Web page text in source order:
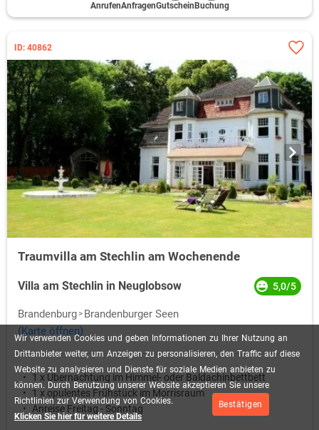
Wir verwenden Cookies und geben Informationen zu Ihrer Nutzung an
Drittanbieter weiter, um Anzeigen zu personalisieren, den Traffic auf diese
Website zu analysieren und Dienste für soziale Medien anbieten zu
können. Durch Benutzung unserer Website akzeptieren Sie unsere
Richtlinien zur Verwendung von Cookies.
Klicken Sie hier für weitere Details
Bestätigen
AnrufenAnfragenGutschein Buchung
ID: 40862
Traumvilla am Stechlin am Wochenende
Villa am Stechlin in Neuglobsow 5,0/5
Brandenburg
Brandenburger Seen
(Karte öffnen)
1 x Übernachtung im Himmel- oder Baldachinbettbett
1 x opulentes Frühstück im Morrisraum
Anreise Freitag - Sonntag